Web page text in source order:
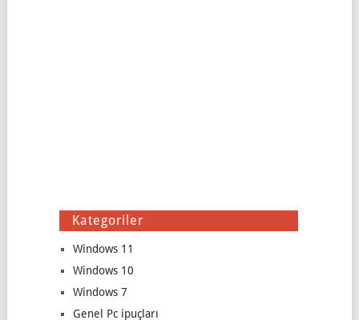
Kategoriler
Windows 11
Windows 10
Windows 7
Genel Pc ipuçları